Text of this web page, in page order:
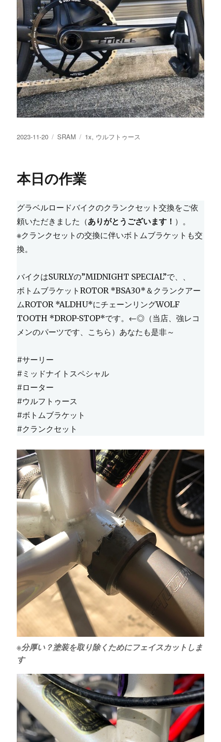
投
2023-11-20
カ
ー
SRAM
タ
1x, ウルフトゥース
本日の作業
グラベルロードバイクのクランクセット交換をご依
頼いただきました（ありがとうございます！ ）。
※クランクセットの交換に伴いボトムブラケットも交
換。
バイクはSURLYの”MIDNIGHT SPECIAL”で、、
ボトムブラケットROTOR *BSA30*＆クランクアー
ムROTOR *ALDHU*にチェーンリングWOLF
TOOTH *DROP-STOP*です。←◎（当店、強レコ
メンのパーツです、こちら）あなたも是非～
#サーリー
#ミッドナイトスペシャル
#ローター
#ウルフトゥース
#ボトムブラケット
#クランクセット
※分厚い？塗装を取り除くためにフェイスカットしま
す